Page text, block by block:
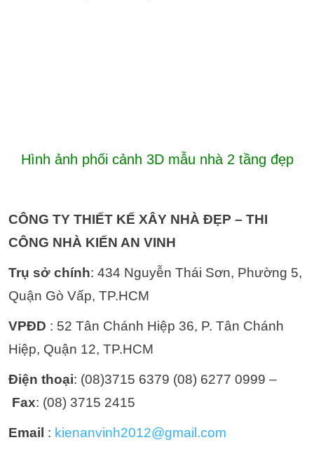
Hình ảnh phối cảnh 3D mẫu nhà 2 tầng đẹp
CÔNG TY THIẾT KẾ XÂY NHÀ ĐẸP – THI
CÔNG NHÀ KIẾN AN VINH
Trụ sở chính: 434 Nguyễn Thái Sơn, Phường 5,
Quận Gò Vấp, TP.HCM
VPĐD : 52 Tân Chánh Hiệp 36, P. Tân Chánh
Hiệp, Quận 12, TP.HCM
Điện thoại: (08)3715 6379 (08) 6277 0999 –
Fax: (08) 3715 2415
Email : kienanvinh2012@gmail.com